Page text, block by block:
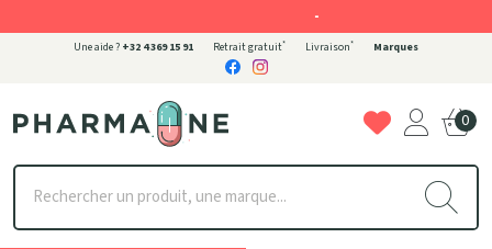
Une aide ? +32 4 369 15 91 Retrait gratuit* Livraison* Marques
Pharmaone Votre pharmacie en ligne à votre service
0